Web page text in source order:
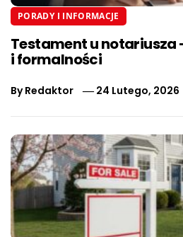
PORADY I INFORMACJE
Testament u notariusza
i formalności
ByRedaktor 24 Lutego, 2026